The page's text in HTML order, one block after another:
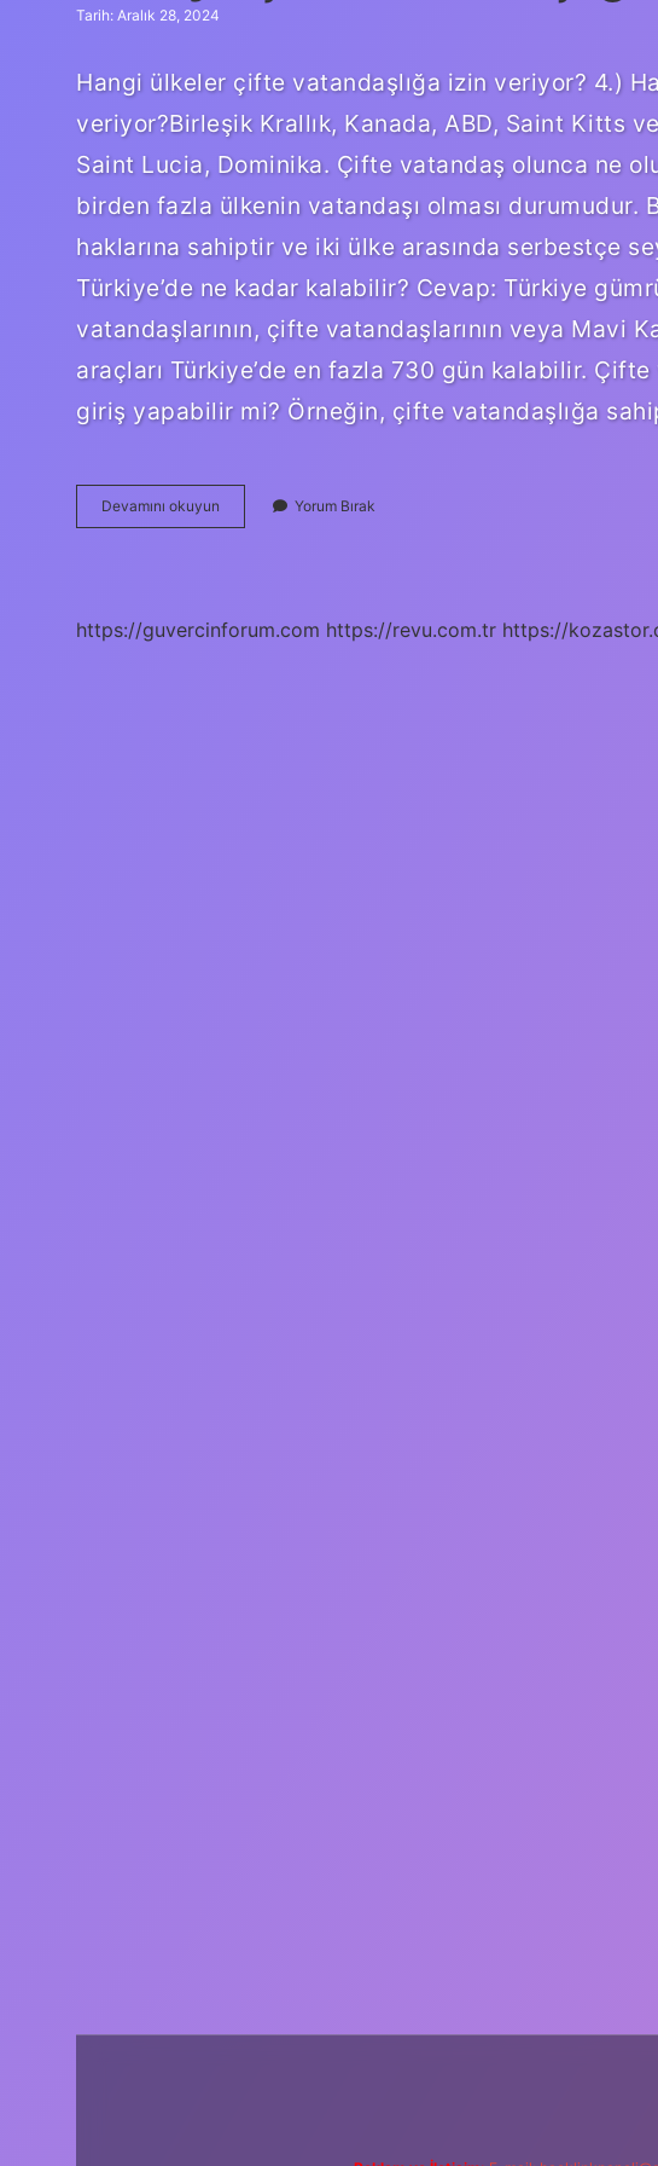
Tarih: Aralık 28, 2024
Hangi ülkeler çifte vatandaşlığa izin veriyor? 4.)
veriyor?Birleşik Krallık, Kanada, ABD, Saint Kitts
Saint Lucia, Dominika. Çifte vatandaş olunca ne
birden fazla ülkenin vatandaşı olması durumudur.
haklarına sahiptir ve iki ülke arasında serbestçe
Türkiye’de ne kadar kalabilir? Cevap: Türkiye
vatandaşlarının, çifte vatandaşlarının veya Mavi
araçları Türkiye’de en fazla 730 gün kalabilir.
giriş yapabilir mi? Örneğin, çifte vatandaşlığa
Devamını okuyun
Çifte
Yorum Bırak
https://guvercinforum.com https://revu.com.tr https://